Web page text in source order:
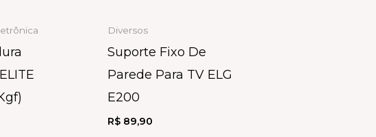
Diversos
Suporte Fixo De
Parede Para TV ELG
E200
R$ 89,90